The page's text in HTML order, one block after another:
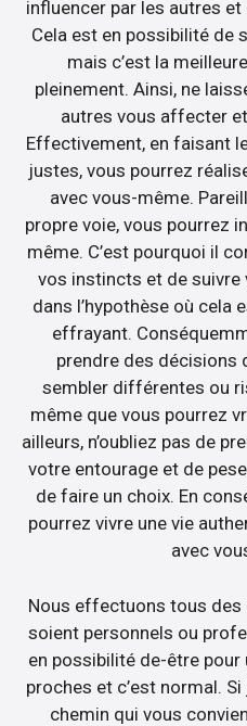
influencer par les autres
Cela est en possibilité de
mais c’est la
pleinement. Ainsi, ne
autres vous affecter
Effectivement, en faisant
justes, vous pourrez
avec vous-même.
propre voie, vous pourrez
même. C’est pourquoi il
vos instincts et de suivre
dans l’hypothèse où cela
effrayant.
prendre des décisions
sembler différentes ou
même que vous pourrez
ailleurs, n’oubliez pas de
votre entourage et de
de faire un choix. En
pourrez vivre une vie
avec
Nous effectuons tous des
soient personnels ou
en possibilité de-être
proches et c’est normal.
chemin qui vous